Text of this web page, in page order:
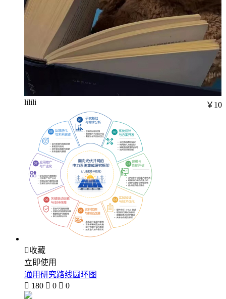
lilili ￥10
收藏
立即使用
通用研究路线圆环图
 180  0  0